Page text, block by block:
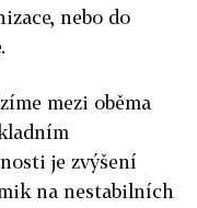
nebo do
mezi oběma
je zvýšení
na nestabilních